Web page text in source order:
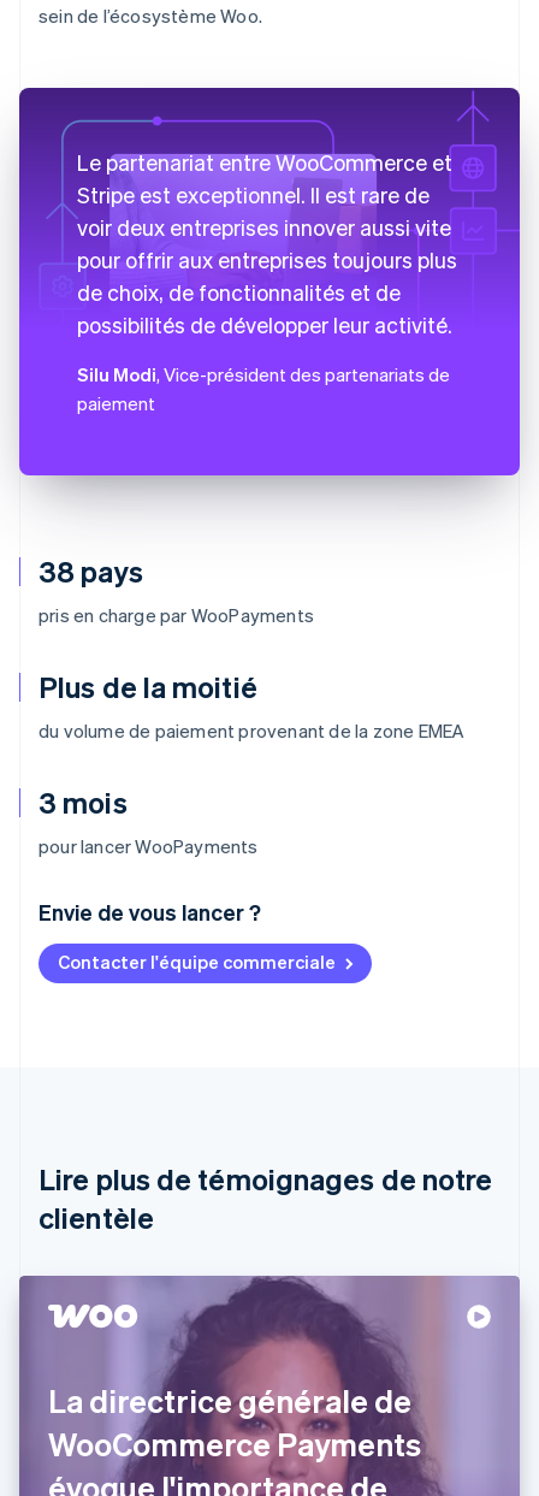
38 pays
pris en charge par WooPayments
Plus de la moitié
du volume de paiement provenant de la zone EMEA
3 mois
pour lancer WooPayments
Envie de vous lancer ?
Contacter l'équipe commerciale
sein de l’écosystème Woo.
Le partenariat entre WooCommerce et
Stripe est exceptionnel. Il est rare de
voir deux entreprises innover aussi vite
pour offrir aux entreprises toujours plus
de choix, de fonctionnalités et de
possibilités de développer leur activité.
Silu Modi, Vice-président des partenariats de
paiement
Lire plus de témoignages de notre
clientèle
La directrice générale de
WooCommerce Payments
évoque l'importance de
Allemagne
Brésil
PortuguêsEnglish
Bulgarie
Chine continentale
简体中文 English
Croatie
EnglishItaliano
Danemark
English